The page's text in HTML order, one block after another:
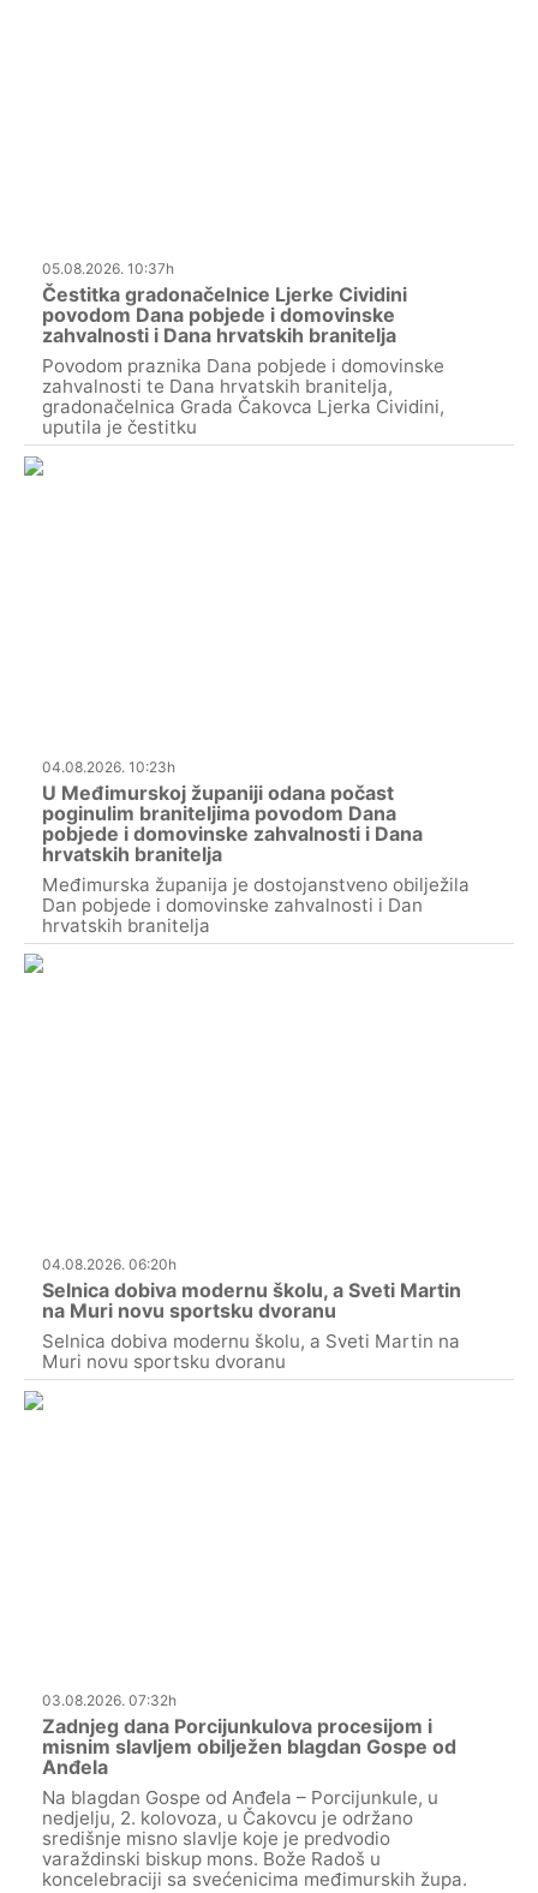
05.08.2026. 10:37h
Čestitka gradonačelnice Ljerke Cividini
povodom Dana pobjede i domovinske
zahvalnosti i Dana hrvatskih branitelja
Povodom praznika Dana pobjede i domovinske
zahvalnosti te Dana hrvatskih branitelja,
gradonačelnica Grada Čakovca Ljerka Cividini,
uputila je čestitku
04.08.2026. 10:23h
U Međimurskoj županiji odana počast
poginulim braniteljima povodom Dana
pobjede i domovinske zahvalnosti i Dana
hrvatskih branitelja
Međimurska županija je dostojanstveno obilježila
Dan pobjede i domovinske zahvalnosti i Dan
hrvatskih branitelja
04.08.2026. 06:20h
Selnica dobiva modernu školu, a Sveti Martin
na Muri novu sportsku dvoranu
Selnica dobiva modernu školu, a Sveti Martin na
Muri novu sportsku dvoranu
03.08.2026. 07:32h
Zadnjeg dana Porcijunkulova procesijom i
misnim slavljem obilježen blagdan Gospe od
Anđela
Na blagdan Gospe od Anđela – Porcijunkule, u
nedjelju, 2. kolovoza, u Čakovcu je održano
središnje misno slavlje koje je predvodio
varaždinski biskup mons. Bože Radoš u
koncelebraciji sa svećenicima međimurskih župa.